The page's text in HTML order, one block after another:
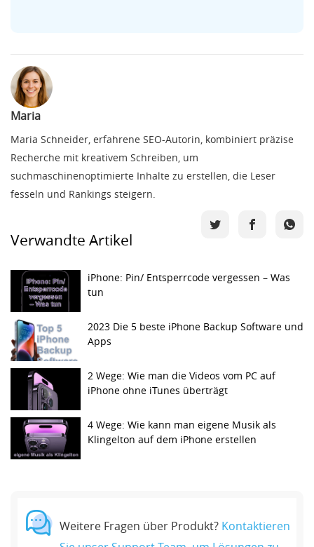
Maria
Maria Schneider, erfahrene SEO-Autorin, kombiniert präzise
Recherche mit kreativem Schreiben, um
suchmaschinenoptimierte Inhalte zu erstellen, die Leser
fesseln und Rankings steigern.
Verwandte Artikel
iPhone: Pin/ Entsperrcode vergessen – Was
tun
2023 Die 5 beste iPhone Backup Software und
Apps
2 Wege: Wie man die Videos vom PC auf
iPhone ohne iTunes überträgt
4 Wege: Wie kann man eigene Musik als
Klingelton auf dem iPhone erstellen
Weitere Fragen über Produkt? Kontaktieren